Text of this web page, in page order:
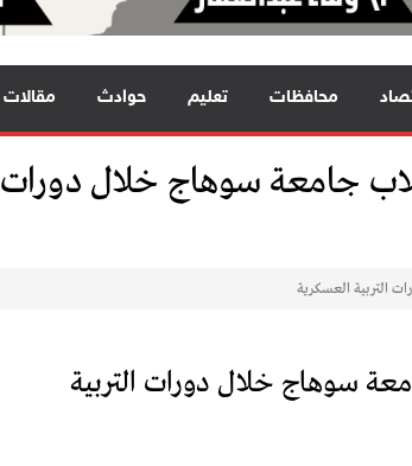
محافظات تعليم حوادث مقالات
جامعة سوهاج خلال دورات
التربية العسكرية
سوهاج خلال دورات التربية